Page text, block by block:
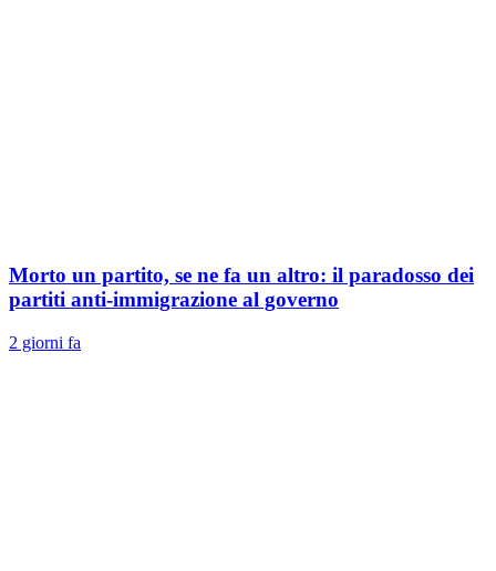
Morto un partito, se ne fa un altro: il paradosso dei
partiti anti-immigrazione al governo
2 giorni fa